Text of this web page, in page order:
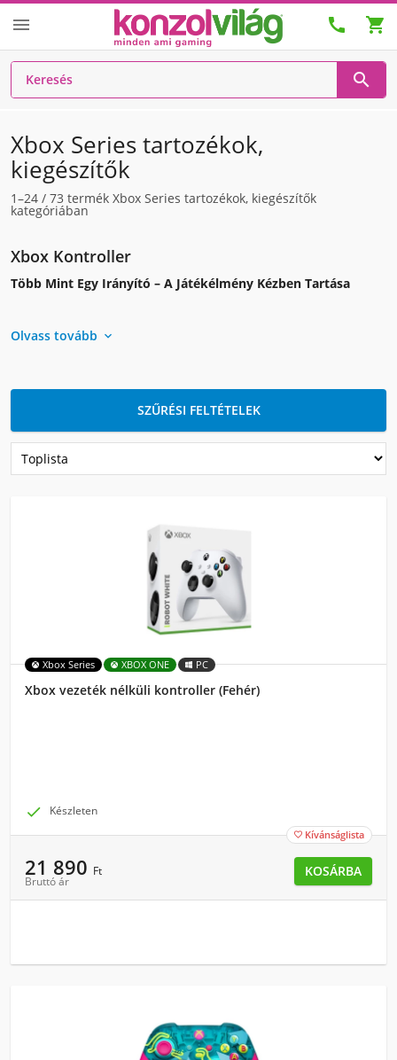
  

Xbox Series tartozékok,
kiegészítők
1–24 / 73 termék Xbox Series tartozékok, kiegészítők
kategóriában
Xbox Kontroller
Több Mint Egy Irányító – A Játékélmény Kézben Tartása
Olvass tovább 
SZŰRÉSI FELTÉTELEK
Xbox Series XBOX ONE PC
Xbox vezeték nélküli kontroller (Fehér)
 Készleten
 Kívánságlista
21 890 Ft
Bruttó ár
KOSÁRBA